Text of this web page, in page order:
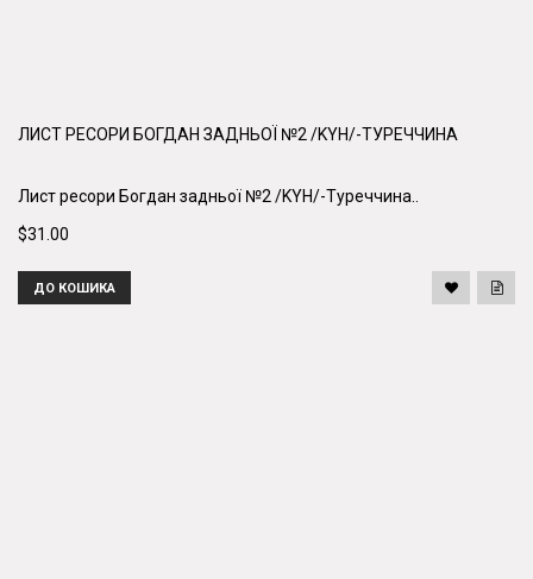
ЛИСТ РЕСОРИ БОГДАН ЗАДНЬОЇ №2 /KYH/-ТУРЕЧЧИНА
Лист ресори Богдан задньої №2 /KYH/-Туреччина..
$31.00
ДО КОШИКА